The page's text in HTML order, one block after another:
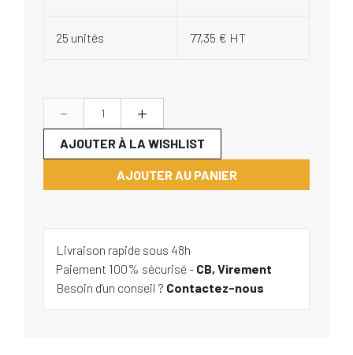
25 unités 77,35 € HT
- +
AJOUTER AU PANIER
AJOUTER À LA WISHLIST
Livraison rapide sous 48h
Paiement 100% sécurisé - CB, Virement
Besoin d'un conseil ? Contactez-nous